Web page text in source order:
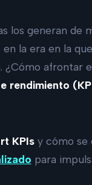
los generan de
la era en la
¿Cómo afrontar
rendimiento
KPIs y cómo se
para